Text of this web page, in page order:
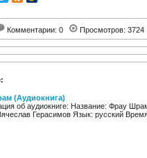
Комментарии: 0 Просмотров: 3724
(Аудиокнига)
об аудиокниге: Название: Фрау
Герасимов Язык: русский